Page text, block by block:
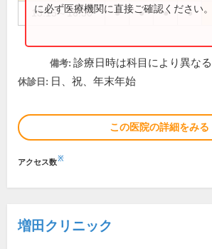
13:15～16:50 ● ● ● ●
に必ず医療機関に直接ご確認ください。
備考: 診療日時は科目により異な
休診日: 日、祝、年末年始
この医院の詳細をみる
アクセス数※
増田クリニック